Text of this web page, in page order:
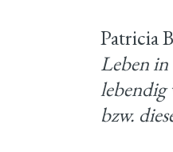
Patricia
Leben
lebendig
bzw.